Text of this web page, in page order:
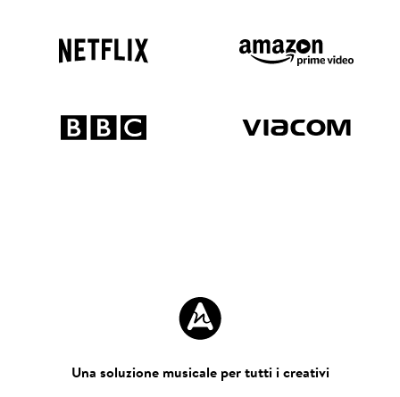
Una soluzione musicale per tutti i creativi